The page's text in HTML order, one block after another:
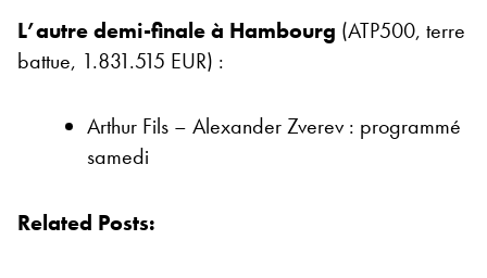
L’autre demi-finale à Hambourg (ATP500, terre
battue, 1.831.515 EUR) :
Arthur Fils – Alexander Zverev : programmé
samedi
Related Posts: